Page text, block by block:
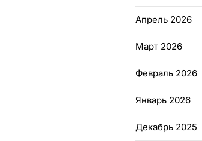
Апрель 2026
Март 2026
Февраль 2026
Январь 2026
Декабрь 2025